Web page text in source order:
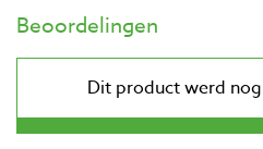
Beoordelingen